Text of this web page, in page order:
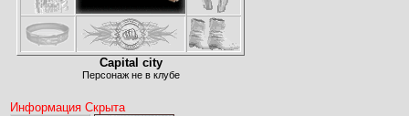
Capital city
Персонаж не в клубе
Информация Скрыта